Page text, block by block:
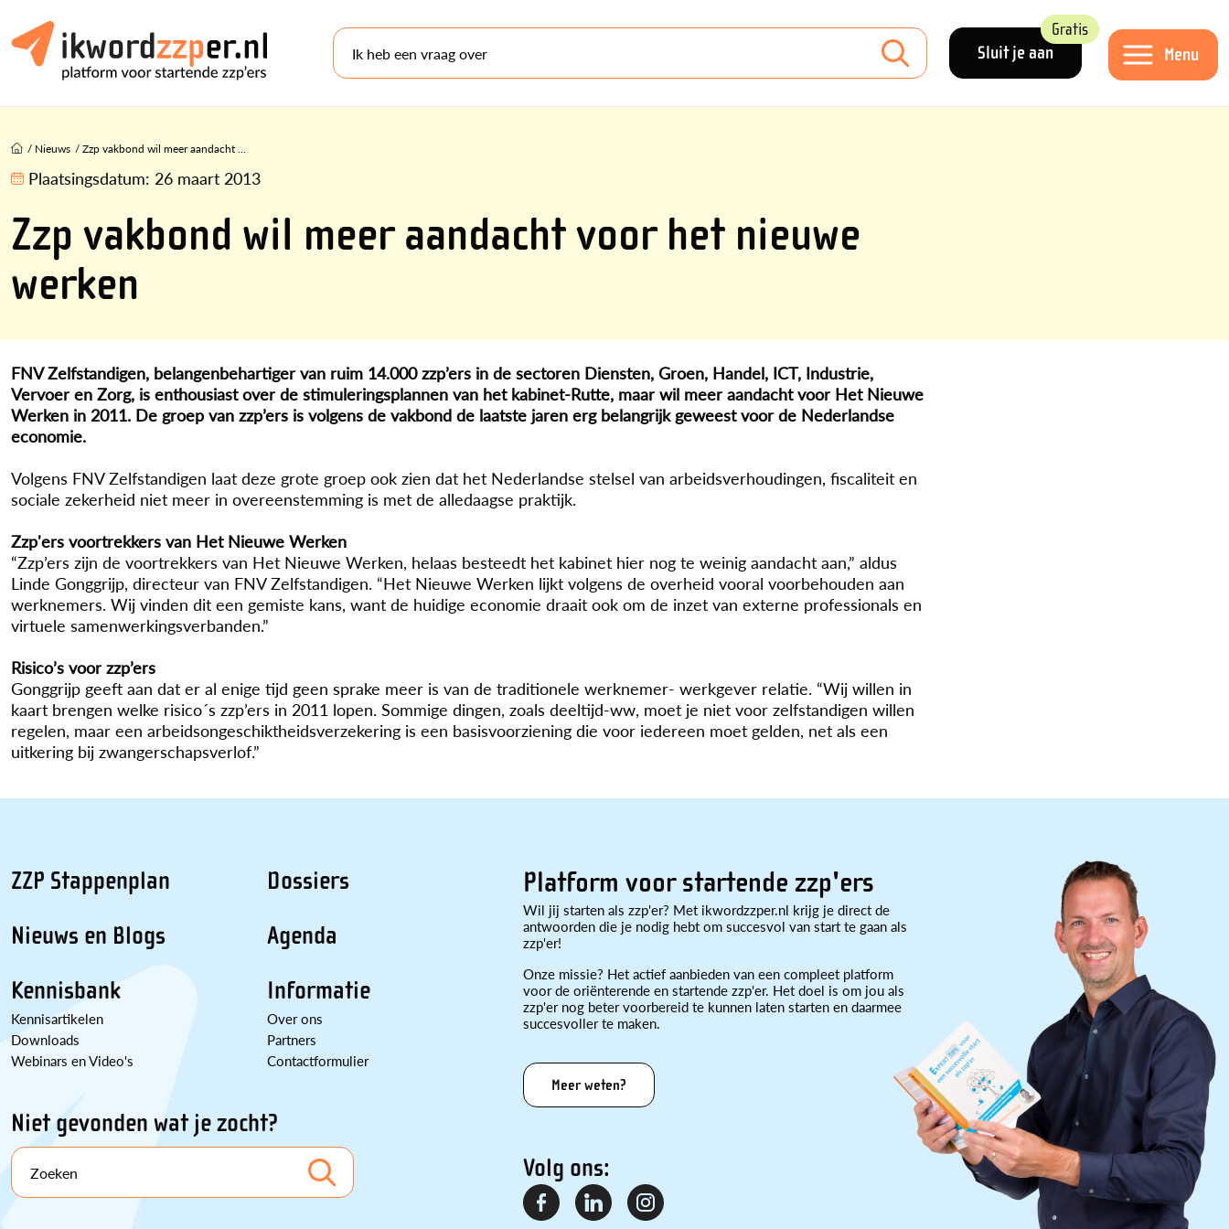
Sluit je aan
Gratis
Menu
Ik heb een vraag over
/ Nieuws /Zzp vakbond wil meer aandacht ...
Plaatsingsdatum: 26 maart 2013
Zzp vakbond wil meer aandacht voor het nieuwe
werken
FNV Zelfstandigen, belangenbehartiger van ruim 14.000 zzp’ers in de sectoren Diensten, Groen, Handel, ICT, Industrie,
Vervoer en Zorg, is enthousiast over de stimuleringsplannen van het kabinet-Rutte, maar wil meer aandacht voor Het Nieuwe
Werken in 2011. De groep van zzp’ers is volgens de vakbond de laatste jaren erg belangrijk geweest voor de Nederlandse
economie.
Volgens FNV Zelfstandigen laat deze grote groep ook zien dat het Nederlandse stelsel van arbeidsverhoudingen, fiscaliteit en
sociale zekerheid niet meer in overeenstemming is met de alledaagse praktijk.
Zzp'ers voortrekkers van Het Nieuwe Werken
“Zzp’ers zijn de voortrekkers van Het Nieuwe Werken, helaas besteedt het kabinet hier nog te weinig aandacht aan,” aldus
Linde Gonggrijp, directeur van FNV Zelfstandigen. “Het Nieuwe Werken lijkt volgens de overheid vooral voorbehouden aan
werknemers. Wij vinden dit een gemiste kans, want de huidige economie draait ook om de inzet van externe professionals en
virtuele samenwerkingsverbanden.”
Risico’s voor zzp’ers
Gonggrijp geeft aan dat er al enige tijd geen sprake meer is van de traditionele werknemer- werkgever relatie. “Wij willen in
kaart brengen welke risico´s zzp’ers in 2011 lopen. Sommige dingen, zoals deeltijd-ww, moet je niet voor zelfstandigen willen
regelen, maar een arbeidsongeschiktheidsverzekering is een basisvoorziening die voor iedereen moet gelden, net als een
uitkering bij zwangerschapsverlof.”
ZZP Stappenplan
Nieuws en Blogs
Kennisbank
Kennisartikelen
Downloads
Webinars en Video's
Dossiers
Agenda
Informatie
Over ons
Partners
Contactformulier
Niet gevonden wat je zocht?
Zoeken
Platform voor startende zzp'ers
Wil jij starten als zzp'er? Met ikwordzzper.nl krijg je direct de
antwoorden die je nodig hebt om succesvol van start te gaan als
zzp'er!
Onze missie? Het actief aanbieden van een compleet platform
voor de oriënterende en startende zzp'er. Het doel is om jou als
zzp'er nog beter voorbereid te kunnen laten starten en daarmee
succesvoller te maken.
Meer weten?
Volg ons: